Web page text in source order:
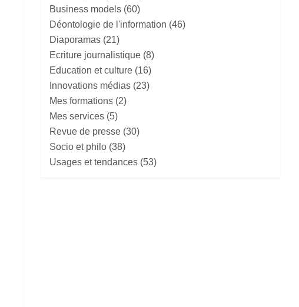
Business models (60)
Déontologie de l'information (46)
Diaporamas (21)
Ecriture journalistique (8)
Education et culture (16)
Innovations médias (23)
Mes formations (2)
Mes services (5)
Revue de presse (30)
Socio et philo (38)
Usages et tendances (53)